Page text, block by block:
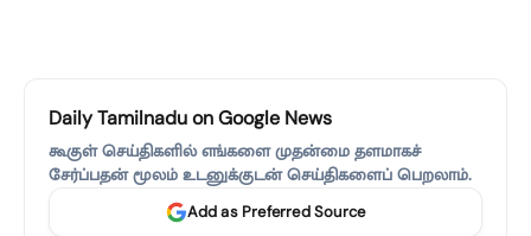
Daily Tamilnadu on Google News
கூகுள் செய்திகளில் எங்களை முதன்மை தளமாகச்
சேர்ப்பதன் மூலம் உடனுக்குடன் செய்திகளைப் பெறலாம்.
Add as Preferred Source